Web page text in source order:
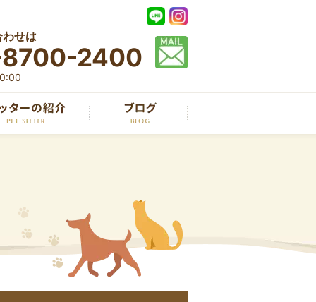
せは
2400